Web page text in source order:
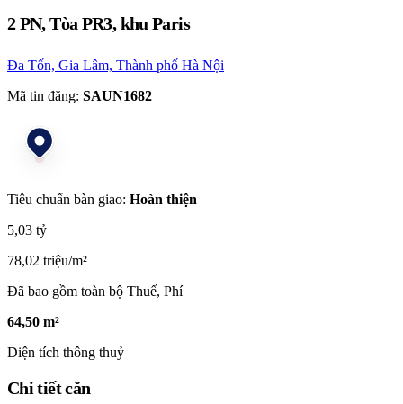
2 PN, Tòa PR3, khu Paris
Đa Tốn, Gia Lâm, Thành phố Hà Nội
Mã tin đăng: SAUN1682
Tiêu chuẩn bàn giao: Hoàn thiện
5,03 tỷ
78,02 triệu/m²
Đã bao gồm toàn bộ Thuế, Phí
64,50 m²
Diện tích thông thuỷ
Chi tiết căn